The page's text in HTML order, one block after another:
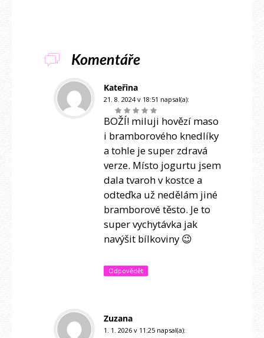
Komentáře
Kateřina
21. 8. 2024 v 18:51 napsal(a):
BOŽÍ! miluji hovězí maso
i bramborového knedlíky
a tohle je super zdravá
verze. Místo jogurtu jsem
dala tvaroh v kostce a
odteďka už nedělám jiné
bramborové těsto. Je to
super vychytávka jak
navýšit bílkoviny 😉
Odpovědět
Zuzana
1. 1. 2026 v 11:25 napsal(a):